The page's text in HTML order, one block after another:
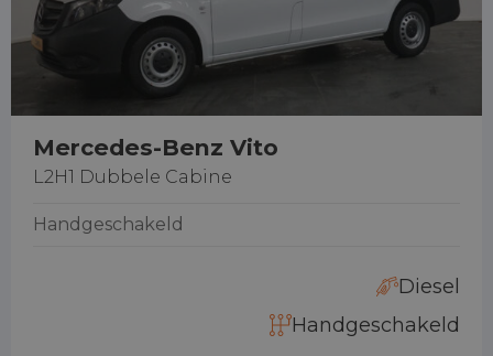
Mercedes-Benz Vito
L2H1 Dubbele Cabine
Handgeschakeld
Diesel
Handgeschakeld